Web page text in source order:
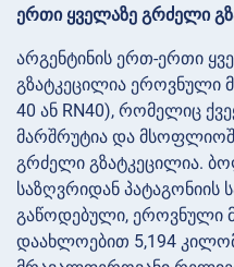
ერთი ყველაზე გრძელი
არგენტინის ერთ-ერთი
გზატკეცილია ეროვნული
40 ან RN40), რომელიც
მარშრუტია და
გრძელი გზატკეცილია.
საზღვრიდან პატაგონიის
გაწოდებული, ეროვნული
დაახლოებით 5,194